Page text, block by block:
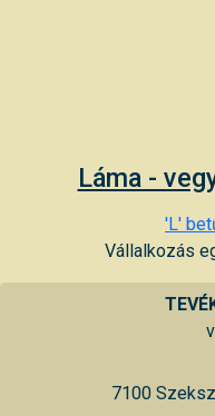
Láma -
'L'
Vállalkozás
7100